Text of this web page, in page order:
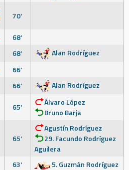
70'
68'
68'
Alan Rodríguez
66'
66'
Alan Rodríguez
65'
Álvaro López
Bruno Barja
65'
Agustín Rodríguez
29. Facundo Rodríguez
Aguilera
63'
5. Guzmán Rodríguez